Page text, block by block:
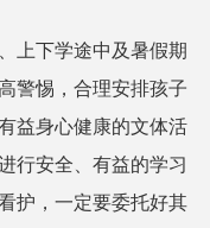
下学途中及暑假期
警惕，合理安排孩子
益身心健康的文体活
行安全、有益的学习
护，一定要委托好其